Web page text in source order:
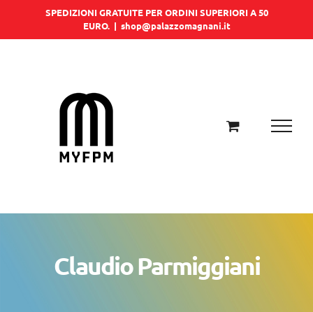
SPEDIZIONI GRATUITE PER ORDINI SUPERIORI A 50
EURO. | shop@palazzomagnani.it
Claudio Parmiggiani